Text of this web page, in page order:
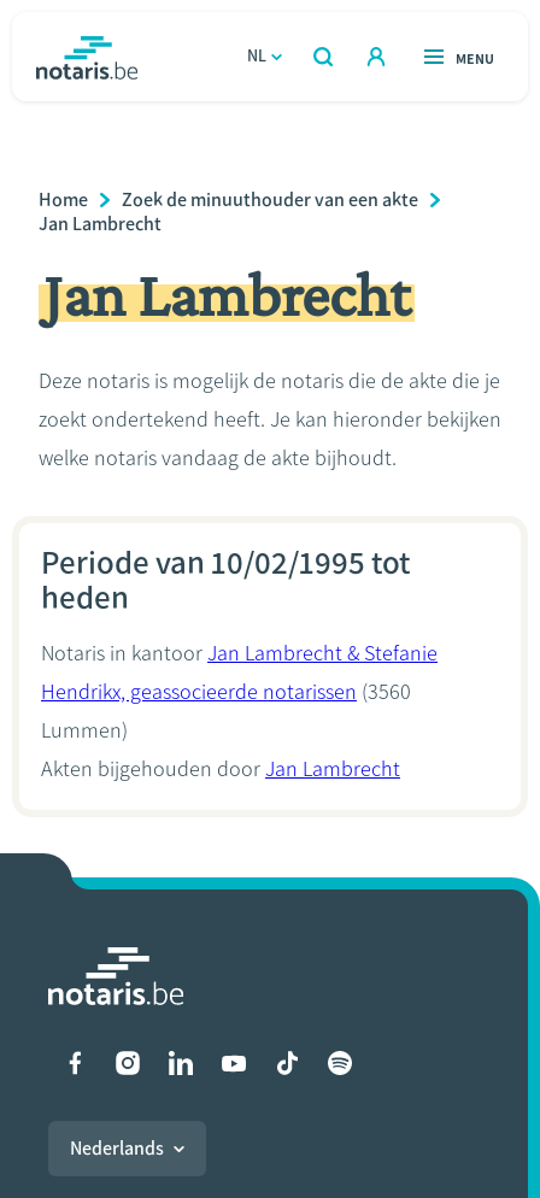
gaan
NL
OPEN
ZOEKEN
OPEN
MENU
Relatie & samenleven
Erven & schenken
Over de notaris
Breadcrumb
Home
Zoek de minuuthouder van een akte
Jan Lambrecht
Jan Lambrecht
Deze notaris is mogelijk de notaris die de akte die je
zoekt ondertekend heeft. Je kan hieronder bekijken
welke notaris vandaag de akte bijhoudt.
Periode van 10/02/1995 tot
heden
Notaris in kantoor Jan Lambrecht & Stefanie
Hendrikx, geassocieerde notarissen (3560
Lummen)
Akten bijgehouden door Jan Lambrecht
Liens vers les réseaux
Nederlands